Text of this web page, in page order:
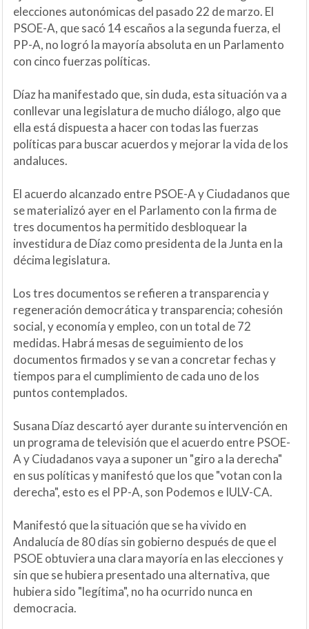
elecciones autonómicas del pasado 22 de marzo. El
PSOE-A, que sacó 14 escaños a la segunda fuerza, el
PP-A, no logró la mayoría absoluta en un Parlamento
con cinco fuerzas políticas.
Díaz ha manifestado que, sin duda, esta situación va a
conllevar una legislatura de mucho diálogo, algo que
ella está dispuesta a hacer con todas las fuerzas
políticas para buscar acuerdos y mejorar la vida de los
andaluces.
El acuerdo alcanzado entre PSOE-A y Ciudadanos que
se materializó ayer en el Parlamento con la firma de
tres documentos ha permitido desbloquear la
investidura de Díaz como presidenta de la Junta en la
décima legislatura.
Los tres documentos se refieren a transparencia y
regeneración democrática y transparencia; cohesión
social, y economía y empleo, con un total de 72
medidas. Habrá mesas de seguimiento de los
documentos firmados y se van a concretar fechas y
tiempos para el cumplimiento de cada uno de los
puntos contemplados.
Susana Díaz descartó ayer durante su intervención en
un programa de televisión que el acuerdo entre PSOE-
A y Ciudadanos vaya a suponer un "giro a la derecha"
en sus políticas y manifestó que los que "votan con la
derecha", esto es el PP-A, son Podemos e IULV-CA.
Manifestó que la situación que se ha vivido en
Andalucía de 80 días sin gobierno después de que el
PSOE obtuviera una clara mayoría en las elecciones y
sin que se hubiera presentado una alternativa, que
hubiera sido "legítima", no ha ocurrido nunca en
democracia.